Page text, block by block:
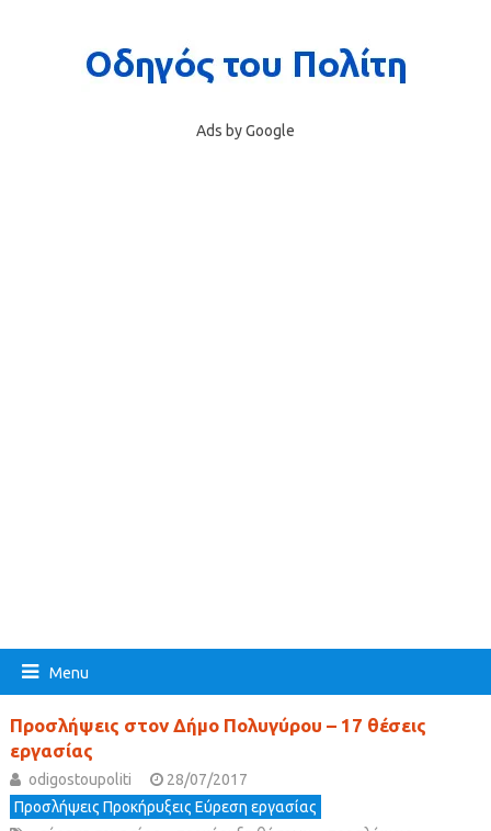
Ads by Google
Menu
Προσλήψεις στον Δήμο Πολυγύρου – 17 θέσεις
εργασίας
odigostoupoliti
28/07/2017
Προσλήψεις Προκήρυξεις Εύρεση εργασίας